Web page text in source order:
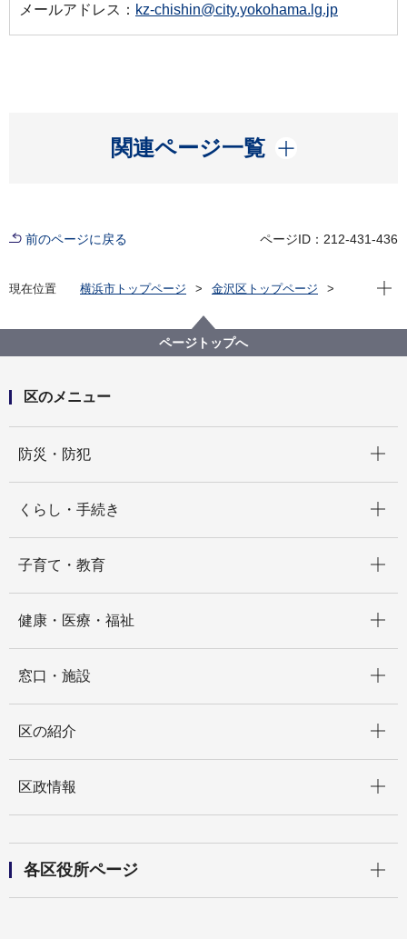
メールアドレス： kz-chishin@city.yokohama.lg.jp
関連ページ一覧
開く
前のページに戻る ページID：212-431-436
現在位置 横浜市トップページ
金沢区トップページ
発見！探検！かなざわの歴史
現在
ページトップへ
区のメニュー
防災・防犯
くらし・手続き
子育て・教育
健康・医療・福祉
窓口・施設
区の紹介
区政情報
各区役所ページ